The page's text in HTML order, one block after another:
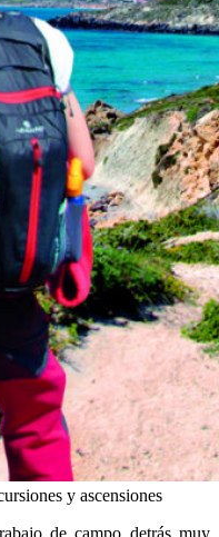
y ascensiones
de campo detrás muy